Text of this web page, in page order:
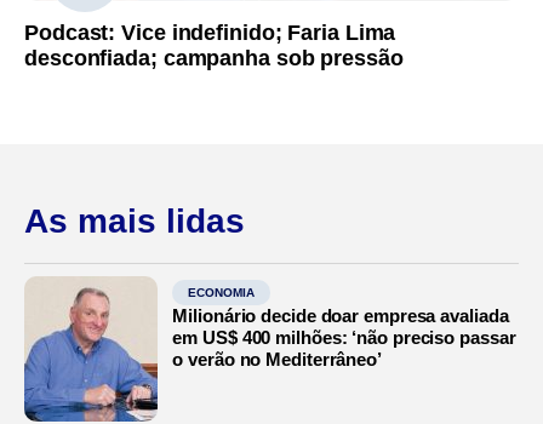
Podcast: Vice indefinido; Faria Lima
desconfiada; campanha sob pressão
As mais lidas
ECONOMIA
Milionário decide doar empresa avaliada
em US$ 400 milhões: ‘não preciso passar
o verão no Mediterrâneo’